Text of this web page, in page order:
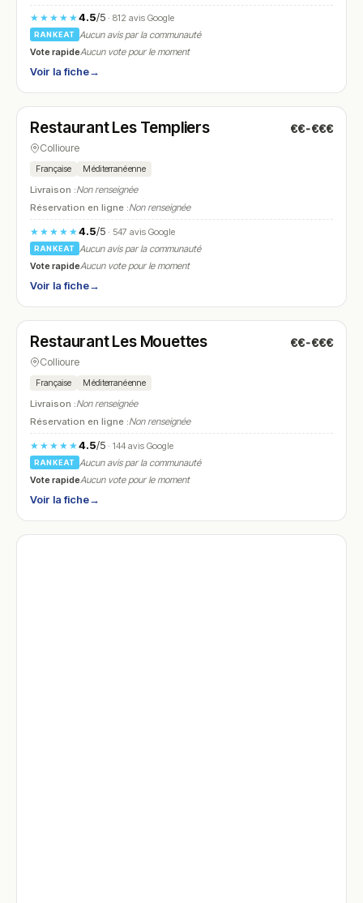
★★★★★4.5/5· 812 avis Google
RANKEAT
Aucun avis par la communauté
Vote rapideAucun vote pour le moment
Voir la fiche→
N° 27
Restaurant Les Templiers €€-€€€
Collioure
Française Méditerranéenne
Livraison :Non renseignée
Réservation en ligne :Non renseignée
★★★★★4.5/5· 547 avis Google
RANKEAT
Aucun avis par la communauté
Vote rapideAucun vote pour le moment
Voir la fiche→
N° 28
Restaurant Les Mouettes €€-€€€
Collioure
Française Méditerranéenne
Livraison :Non renseignée
Réservation en ligne :Non renseignée
★★★★★4.5/5· 144 avis Google
RANKEAT
Aucun avis par la communauté
Vote rapideAucun vote pour le moment
Voir la fiche→